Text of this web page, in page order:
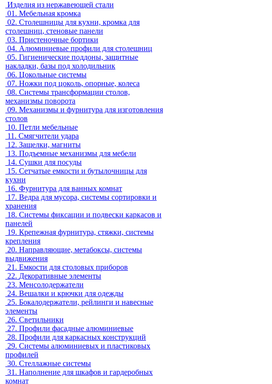
Изделия из нержавеющей стали
01. Мебельная кромка
02. Столешницы для кухни, кромка для
столешниц, стеновые панели
03. Пристеночные бортики
04. Алюминиевые профили для столешниц
05. Гигиенические поддоны, защитные
накладки, базы под холодильник
06. Цокольные системы
07. Ножки под цоколь, опорные, колеса
08. Системы трансформации столов,
механизмы поворота
09. Механизмы и фурнитура для изготовления
столов
10. Петли мебельные
11. Смягчители удара
12. Защелки, магниты
13. Подъемные механизмы для мебели
14. Сушки для посуды
15. Сетчатые емкости и бутылочницы для
кухни
16. Фурнитура для ванных комнат
17. Ведра для мусора, системы сортировки и
хранения
18. Системы фиксации и подвески каркасов и
панелей
19. Крепежная фурнитура, стяжки, системы
крепления
20. Направляющие, метабоксы, системы
выдвижения
21. Емкости для столовых приборов
22. Декоративные элементы
23. Менсолодержатели
24. Вешалки и крючки для одежды
25. Бокалодержатели, рейлинги и навесные
элементы
26. Светильники
27. Профили фасадные алюминиевые
28. Профили для каркасных конструкций
29. Системы алюминиевых и пластиковых
профилей
30. Стеллажные системы
31. Наполнение для шкафов и гардеробных
комнат